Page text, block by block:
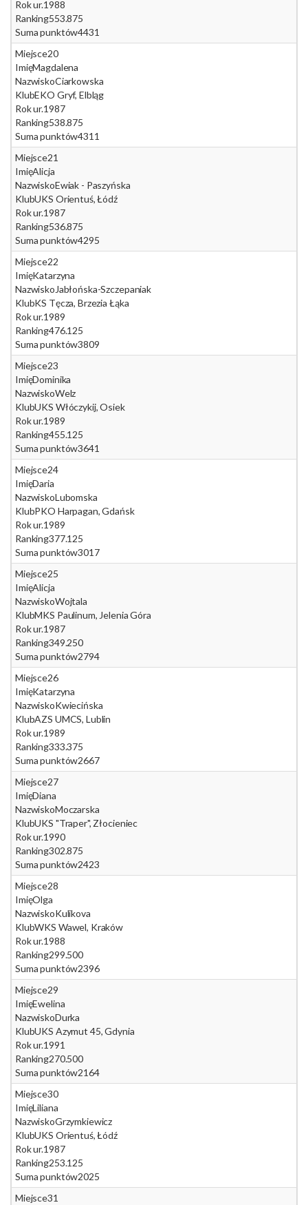
Rok ur.1988
Ranking553.875
Suma punktów4431
Miejsce20
ImięMagdalena
NazwiskoCiarkowska
KlubEKO Gryf, Elbląg
Rok ur.1987
Ranking538.875
Suma punktów4311
Miejsce21
ImięAlicja
NazwiskoEwiak - Paszyńska
KlubUKS Orientuś, Łódź
Rok ur.1987
Ranking536.875
Suma punktów4295
Miejsce22
ImięKatarzyna
Nazwisko Jabłońska-Szczepaniak
KlubKS Tęcza, Brzezia Łąka
Rok ur.1989
Ranking476.125
Suma punktów3809
Miejsce23
ImięDominika
NazwiskoWelz
KlubUKS Włóczykij, Osiek
Rok ur.1989
Ranking455.125
Suma punktów3641
Miejsce24
ImięDaria
NazwiskoLubomska
KlubPKO Harpagan, Gdańsk
Rok ur.1989
Ranking377.125
Suma punktów3017
Miejsce25
ImięAlicja
NazwiskoWojtala
KlubMKS Paulinum, Jelenia Góra
Rok ur.1987
Ranking349.250
Suma punktów2794
Miejsce26
ImięKatarzyna
NazwiskoKwiecińska
KlubAZS UMCS, Lublin
Rok ur.1989
Ranking333.375
Suma punktów2667
Miejsce27
ImięDiana
NazwiskoMoczarska
KlubUKS "Traper", Złocieniec
Rok ur.1990
Ranking302.875
Suma punktów2423
Miejsce28
ImięOlga
NazwiskoKulikova
KlubWKS Wawel, Kraków
Rok ur.1988
Ranking299.500
Suma punktów2396
Miejsce29
ImięEwelina
NazwiskoDurka
KlubUKS Azymut 45, Gdynia
Rok ur.1991
Ranking270.500
Suma punktów2164
Miejsce30
ImięLiliana
NazwiskoGrzymkiewicz
KlubUKS Orientuś, Łódź
Rok ur.1987
Ranking253.125
Suma punktów2025
Miejsce31